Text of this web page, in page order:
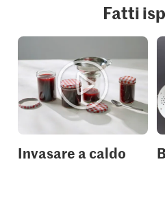
Fatti
Invasare a caldo